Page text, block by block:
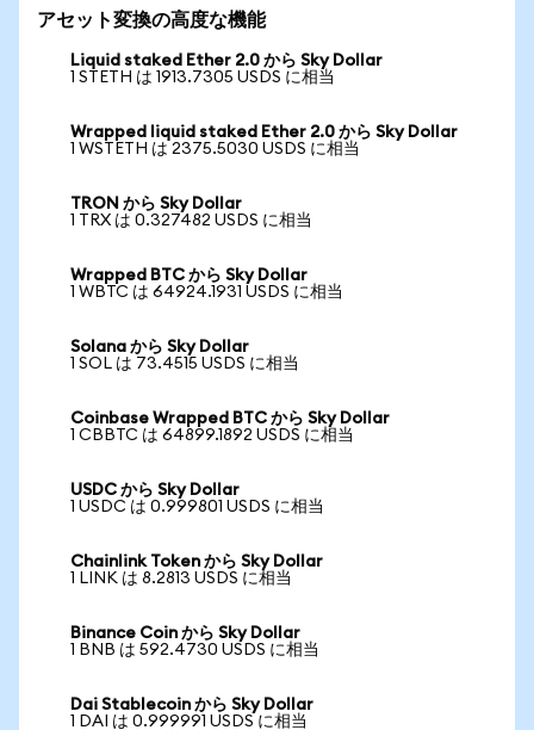
アセット変換の高度な機能
Liquid staked Ether 2.0 から Sky Dollar
1 STETH は 1913.7305 USDS に相当
Wrapped liquid staked Ether 2.0 から Sky Dollar
1 WSTETH は 2375.5030 USDS に相当
TRON から Sky Dollar
1 TRX は 0.327482 USDS に相当
Wrapped BTC から Sky Dollar
1 WBTC は 64924.1931 USDS に相当
Solana から Sky Dollar
1 SOL は 73.4515 USDS に相当
Coinbase Wrapped BTC から Sky Dollar
1 CBBTC は 64899.1892 USDS に相当
USDC から Sky Dollar
1 USDC は 0.999801 USDS に相当
Chainlink Token から Sky Dollar
1 LINK は 8.2813 USDS に相当
Binance Coin から Sky Dollar
1 BNB は 592.4730 USDS に相当
Dai Stablecoin から Sky Dollar
1 DAI は 0.999991 USDS に相当